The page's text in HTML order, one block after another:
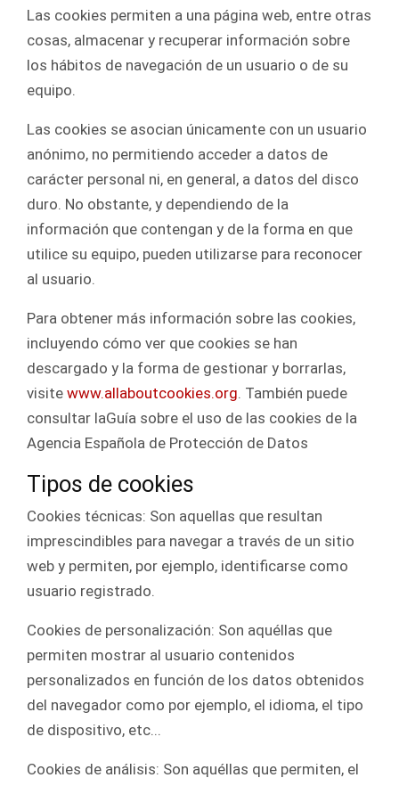
Las cookies permiten a una página web, entre otras
cosas, almacenar y recuperar información sobre
los hábitos de navegación de un usuario o de su
equipo.
Las cookies se asocian únicamente con un usuario
anónimo, no permitiendo acceder a datos de
carácter personal ni, en general, a datos del disco
duro. No obstante, y dependiendo de la
información que contengan y de la forma en que
utilice su equipo, pueden utilizarse para reconocer
al usuario.
Para obtener más información sobre las cookies,
incluyendo cómo ver que cookies se han
descargado y la forma de gestionar y borrarlas,
visite www.allaboutcookies.org. También puede
consultar laGuía sobre el uso de las cookies de la
Agencia Española de Protección de Datos
Tipos de cookies
Cookies técnicas: Son aquellas que resultan
imprescindibles para navegar a través de un sitio
web y permiten, por ejemplo, identificarse como
usuario registrado.
Cookies de personalización: Son aquéllas que
permiten mostrar al usuario contenidos
personalizados en función de los datos obtenidos
del navegador como por ejemplo, el idioma, el tipo
de dispositivo, etc...
Cookies de análisis: Son aquéllas que permiten, el